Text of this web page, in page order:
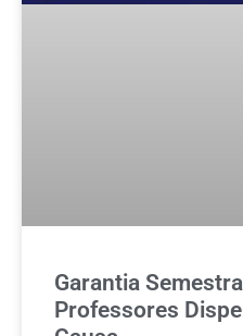
Garantia
Professores